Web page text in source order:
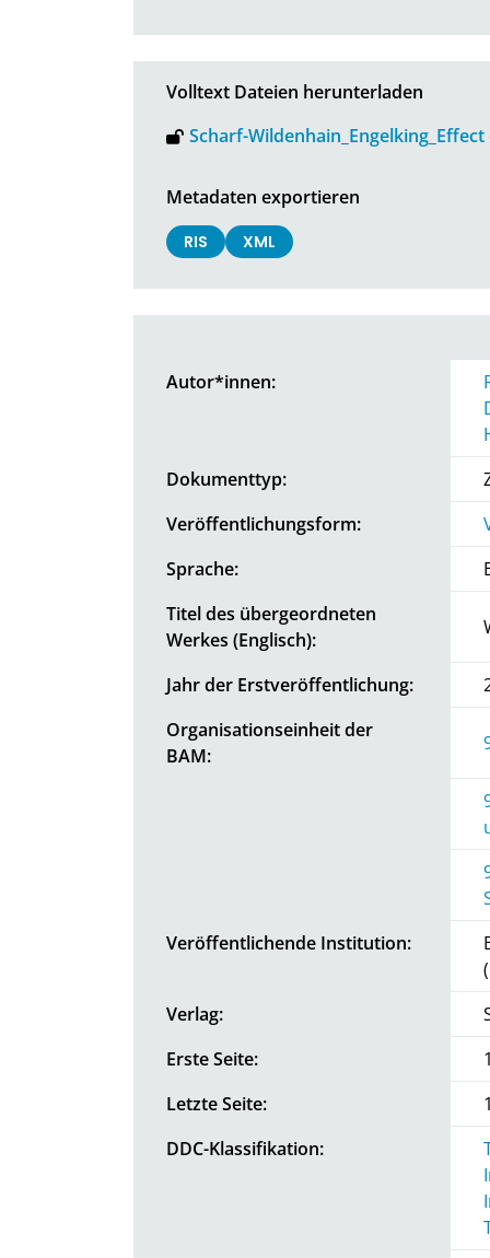
Volltext Dateien herunterladen
Scharf-
Metadaten exportieren
RIS XML
Autor*innen:
Dokumenttyp:
Veröffentlichungsform:
Sprache:
Titel des übergeordneten
Werkes (Englisch):
Jahr der Erstveröffentlichung:
Organisationseinheit der
BAM:
Veröffentlichende Institution:
Verlag:
Erste Seite:
Letzte Seite:
DDC-Klassifikation: